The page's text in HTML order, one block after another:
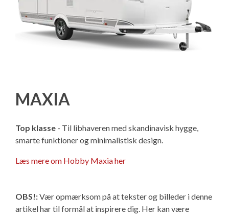
MAXIA
Top klasse - Til libhaveren med skandinavisk hygge,
smarte funktioner og minimalistisk design.
Læs mere om Hobby Maxia her
OBS!:Vær opmærksom på at tekster og billeder i denne
artikel har til formål at inspirere dig. Her kan være